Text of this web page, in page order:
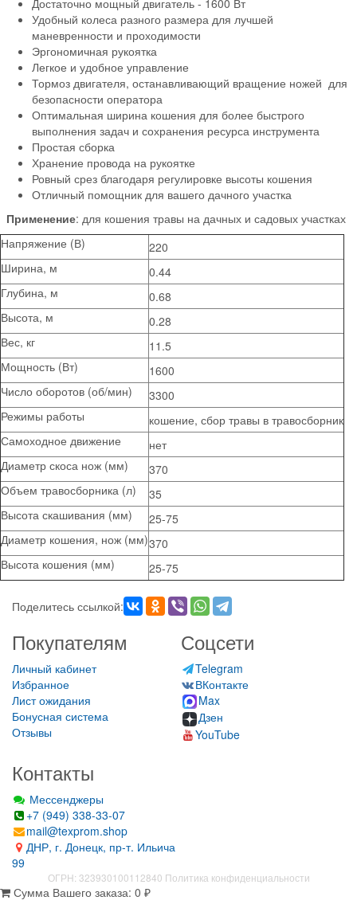
Достаточно мощный двигатель - 1600 Вт
Удобный колеса разного размера для лучшей
маневренности и проходимости
Эргономичная рукоятка
Легкое и удобное управление
Тормоз двигателя, останавливающий вращение ножей для
безопасности оператора
Оптимальная ширина кошения для более быстрого
выполнения задач и сохранения ресурса инструмента
Простая сборка
Хранение провода на рукоятке
Ровный срез благодаря регулировке высоты кошения
Отличный помощник для вашего дачного участка
Применение: для кошения травы на дачных и садовых участках
Напряжение (В)
220
Ширина, м
0.44
Глубина, м
0.68
Высота, м
0.28
Вес, кг
11.5
Мощность (Вт)
1600
Число оборотов (об/мин)
3300
Режимы работы
кошение, сбор травы в травосборник
Самоходное движение
нет
Диаметр скоса нож (мм)
370
Объем травосборника (л)
35
Высота скашивания (мм)
25-75
Диаметр кошения, нож (мм)370
Высота кошения (мм)
25-75
Поделитесь ссылкой:
Покупателям
Личный кабинет
Избранное
Лист ожидания
Бонусная система
Отзывы
Соцсети
Telegram
ВКонтакте
Max
Дзен
YouTube
Контакты
Мессенджеры
+7 (949) 338-33-07
mail@texprom.shop
ДНР, г. Донецк, пр-т. Ильича
99
ОГРН: 323930100112840 Политика конфиденциальности
Сумма Вашего заказа: 0 ₽